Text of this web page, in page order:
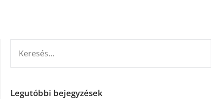
Legutóbbi bejegyzések